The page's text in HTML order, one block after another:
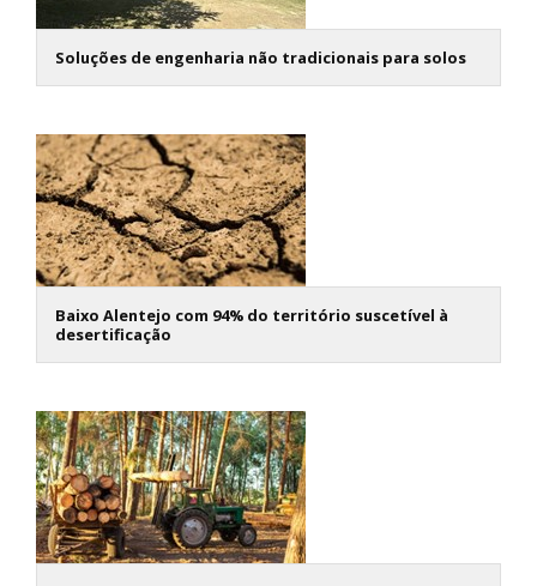
Soluções de engenharia não tradicionais para solos
Baixo Alentejo com 94% do território suscetível à
desertificação